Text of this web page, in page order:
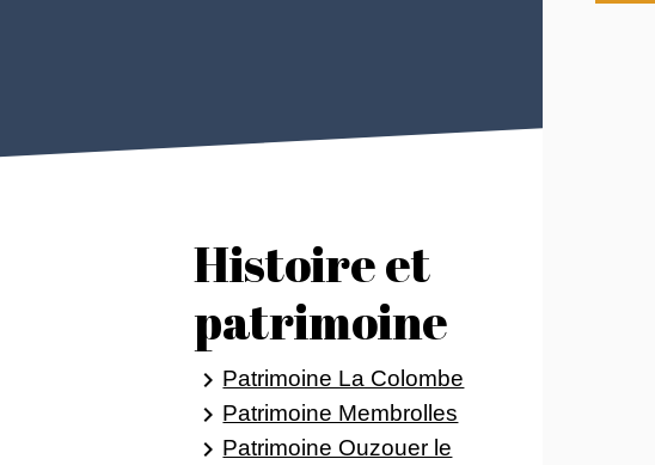
Histoire et
patrimoine
keyboard_arrow_right Patrimoine La Colombe
keyboard_arrow_right Patrimoine Membrolles
keyboard_arrow_right Patrimoine Ouzouer le